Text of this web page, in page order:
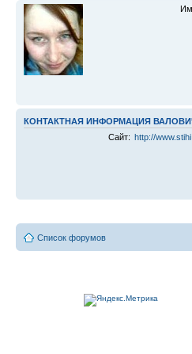
КОНТАКТНАЯ ИНФОРМАЦИЯ
Сайт: http://
Список форумов